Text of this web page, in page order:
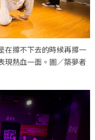
在撐不下去的時候再撐一
現熱血一面。圖／築夢者